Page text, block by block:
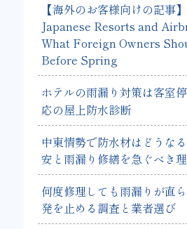
【海外のお客様向けの記事
Japanese Resorts and
What Foreign Owners
Before Spring
ホテルの雨漏り対策は客室
応の屋上防水診断
中東情勢で防水材はどうな
安と雨漏り修繕を急ぐべき
何度修理しても雨漏りが直
発を止める調査と業者選び